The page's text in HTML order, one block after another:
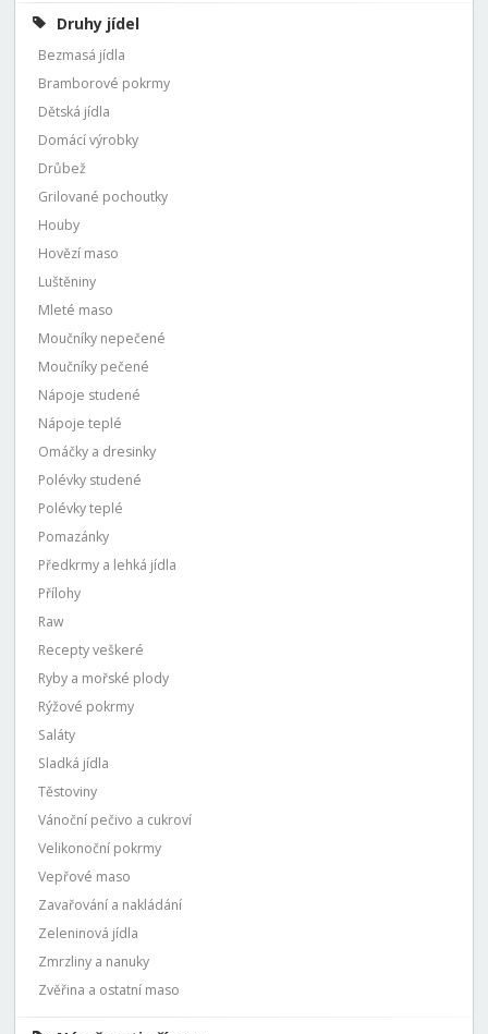
Druhy jídel
Bezmasá jídla
Bramborové pokrmy
Dětská jídla
Domácí výrobky
Drůbež
Grilované pochoutky
Houby
Hovězí maso
Luštěniny
Mleté maso
Moučníky nepečené
Moučníky pečené
Nápoje studené
Nápoje teplé
Omáčky a dresinky
Polévky studené
Polévky teplé
Pomazánky
Předkrmy a lehká jídla
Přílohy
Raw
Recepty veškeré
Ryby a mořské plody
Rýžové pokrmy
Saláty
Sladká jídla
Těstoviny
Vánoční pečivo a cukroví
Velikonoční pokrmy
Vepřové maso
Zavařování a nakládání
Zeleninová jídla
Zmrzliny a nanuky
Zvěřina a ostatní maso